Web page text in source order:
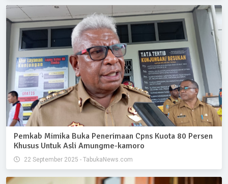
Pemkab Mimika Buka Penerimaan Cpns Kuota 80 Persen
Khusus Untuk Asli Amungme-kamoro
22 September 2025 - TabukaNews.com